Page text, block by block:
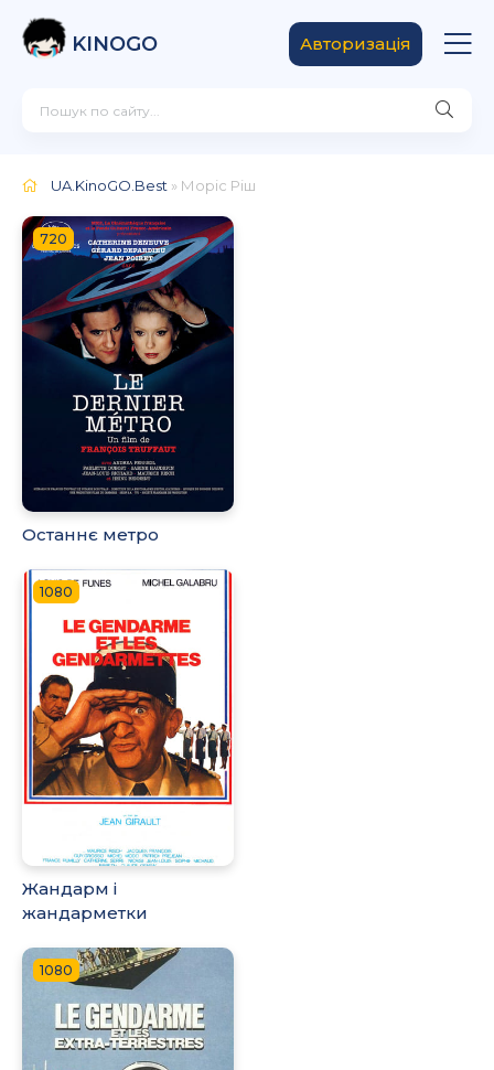
KINOGO Авторизація
UA.KinoGO.Best » Моріс Ріш
720
Останнє метро
1080
Жандарм і
жандарметки
1080